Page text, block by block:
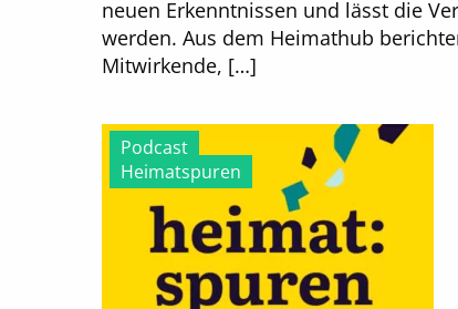
neuen Erkenntnissen und lässt die
werden. Aus dem Heimathub
Mitwirkende, […]
Podcast
Heimatspuren